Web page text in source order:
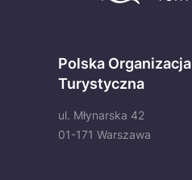
Polska Organizacja
Turystyczna
ul. Młynarska 42
01-171 Warszawa